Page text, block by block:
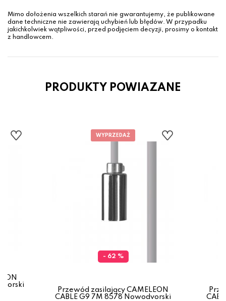
Mimo dołożenia wszelkich starań nie gwarantujemy, że publikowane
dane techniczne nie zawierają uchybień lub błędów. W przypadku
jakichkolwiek wątpliwości, przed podjęciem decyzji, prosimy o kontakt
z handlowcem.
PRODUKTY POWIAZANE
- 62 %
Przewód zasilający CAMELEON
CABLE G9 7M 8578 Nowodvorski